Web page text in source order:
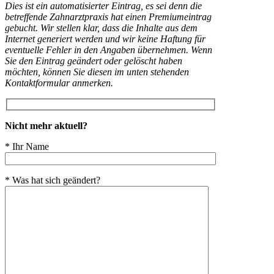
Dies ist ein automatisierter Eintrag, es sei denn die
betreffende Zahnarztpraxis hat einen Premiumeintrag
gebucht. Wir stellen klar, dass die Inhalte aus dem
Internet generiert werden und wir keine Haftung für
eventuelle Fehler in den Angaben übernehmen. Wenn
Sie den Eintrag geändert oder gelöscht haben
möchten, können Sie diesen im unten stehenden
Kontaktformular anmerken.
Nicht mehr aktuell?
* Ihr Name
* Was hat sich geändert?